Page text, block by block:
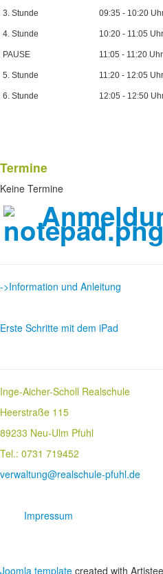
3. Stunde 09:35 - 10:20
4. Stunde 10:20 - 11:05 Uhr
PAUSE 11:05 - 11:20 Uhr
5. Stunde 11:20 - 12:05 Uhr
6. Stunde 12:05 - 12:50
Termine
Keine Termine
->Information und Anleitung
Erste Schritte mit dem iPad
Inge-Aicher-Scholl Realschule
Heerstraße 115
89233 Neu-Ulm Pfuhl
Tel.: 0731 719452
verwaltung@realschule-pfuhl.de
Impressum
Joomla template created with